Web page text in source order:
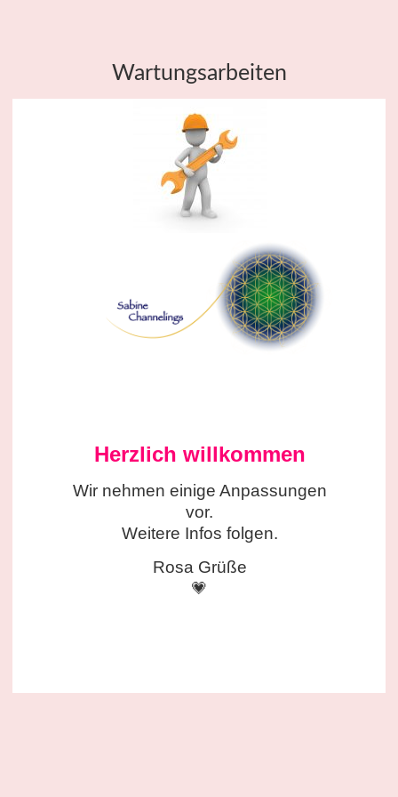
Wartungsarbeiten
Herzlich willkommen
Wir nehmen einige Anpassungen
vor.
Weitere Infos folgen.
Rosa Grüße
💗